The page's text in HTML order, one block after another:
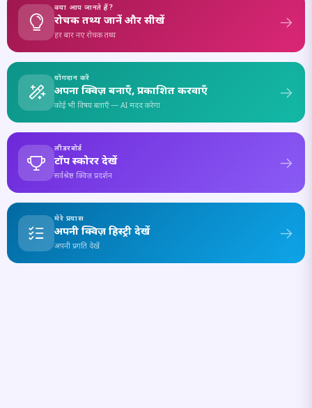
क्या आप जानते हैं?
रोचक तथ्य जानें और सीखें
हर बार नए रोचक तथ्य
योगदान करें
अपना क्विज़ बनाएँ, प्रकाशित करवाएँ
कोई भी विषय बताएँ — AI मदद करेगा
लीडरबोर्ड
टॉप स्कोरर देखें
सर्वश्रेष्ठ क्विज़ प्रदर्शन
मेरे प्रयास
अपनी क्विज़ हिस्ट्री देखें
अपनी प्रगति देखें